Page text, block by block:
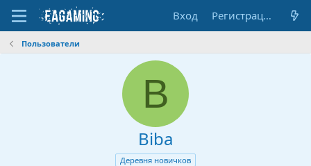
Вход Регистрация
Пользователи
B
Biba
Деревня новичков